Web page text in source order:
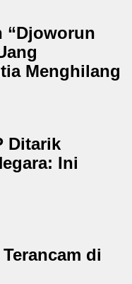
“Djoworun
Menghilang
Ditarik
Ini
di